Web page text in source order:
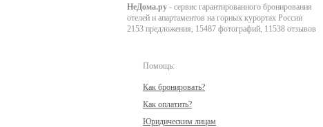
НеДома.ру - сервис гарантированного бронирования
отелей и апартаментов на горных курортах России
2153 предложения, 15487 фотографий, 11538 отзывов
Помощь:
Как бронировать?
Как оплатить?
Юридическим лицам